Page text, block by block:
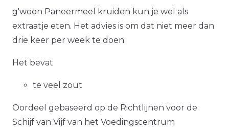
g'woon Paneermeel kruiden kun je wel als
extraatje eten. Het advies is om dat niet meer dan
drie keer per week te doen.
Het bevat
te veel zout
Oordeel gebaseerd op de Richtlijnen voor de
Schijf van Vijf van het Voedingscentrum